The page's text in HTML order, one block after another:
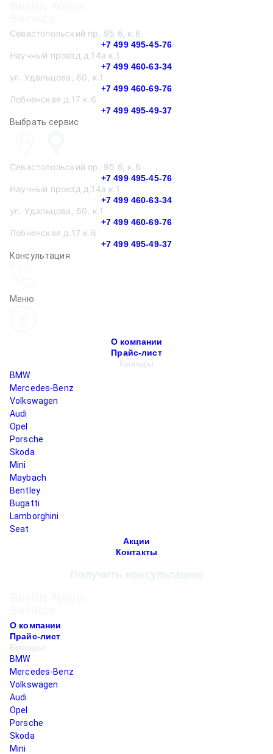
Севастопольский пр. 95 б, к.6
+7 499 495-45-76
Научный проезд д.14а к.1
+7 499 460-63-34
ул. Удальцова, 60, к.1
+7 499 460-69-76
Лобненская д.17 к.6
+7 499 495-49-37
Выбрать сервис
Севастопольский пр. 95 б, к.6
+7 499 495-45-76
Научный проезд д.14а к.1
+7 499 460-63-34
ул. Удальцова, 60, к.1
+7 499 460-69-76
Лобненская д.17 к.6
+7 499 495-49-37
Консультация
Меню
О компании
Прайс-лист
Бренды
BMW
Mercedes-Benz
Volkswagen
Audi
Opel
Porsche
Skoda
Mini
Maybach
Bentley
Bugatti
Lamborghini
Seat
Акции
Контакты
Получить консультацию
О компании
Прайс-лист
Бренды
BMW
Mercedes-Benz
Volkswagen
Audi
Opel
Porsche
Skoda
Mini